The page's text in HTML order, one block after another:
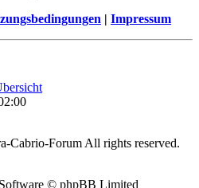
| Impressum
Cabrio-Forum All rights reserved.
© phpBB Limited